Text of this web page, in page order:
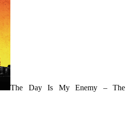
The Day Is My Enemy – The